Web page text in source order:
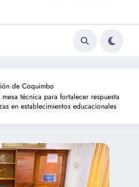
de Coquimbo
técnica para fortalecer respuesta
en establecimientos educacionales